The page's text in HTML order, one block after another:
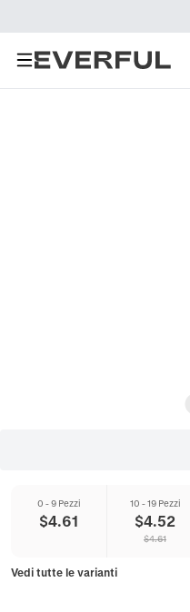
0 - 9 Pezzi
$4.61
10 - 19 Pezzi
$4.52
$4.61
Vedi tutte le varianti